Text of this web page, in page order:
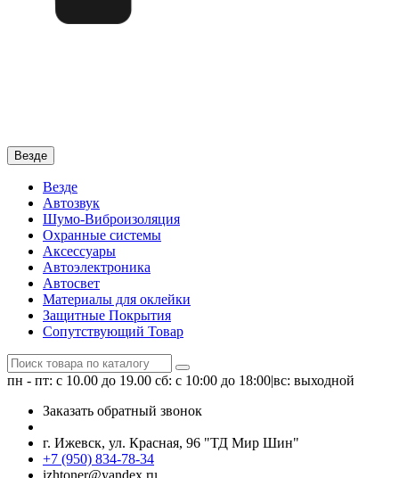
Везде
Везде
Автозвук
Шумо-Виброизоляция
Охранные системы
Аксессуары
Автоэлектроника
Автосвет
Материалы для оклейки
Защитные Покрытия
Сопутствующий Товар
пн - пт: с 10.00 до 19.00 сб: с 10:00 до 18:00|вс: выходной
Заказать обратный звонок
г. Ижевск, ул. Красная, 96 "ТД Мир Шин"
+7 (950) 834-78-34
izhtoner@yandex.ru